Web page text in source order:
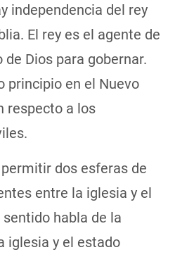
independencia del rey
El rey es el agente de
Dios para gobernar.
principio en el Nuevo
respecto a los
dos esferas de
entre la iglesia y el
habla de la
iglesia y el estado